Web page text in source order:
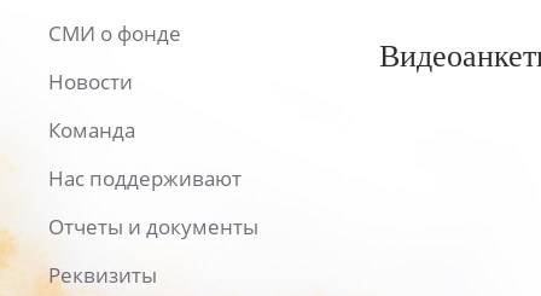
СМИ о фонде
Новости
Команда
Нас поддерживают
Отчеты и документы
Реквизиты